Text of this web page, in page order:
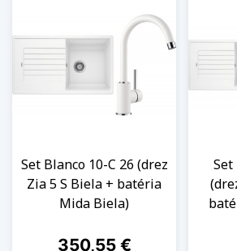
Set Blanco 10-C 26 (drez
Zia 5 S Biela + batéria
Mida Biela)
Cena
350,55 €
Set